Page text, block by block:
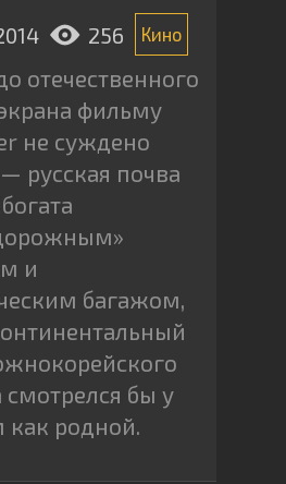
256 Кино
отечественного
фильму
не суждено
русская почва
и
багажом,
смотрелся бы у
как родной.